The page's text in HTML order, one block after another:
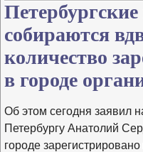
собираются
количество
в городе
Об этом сегодня заявил
Петербургу Анатолий
городе